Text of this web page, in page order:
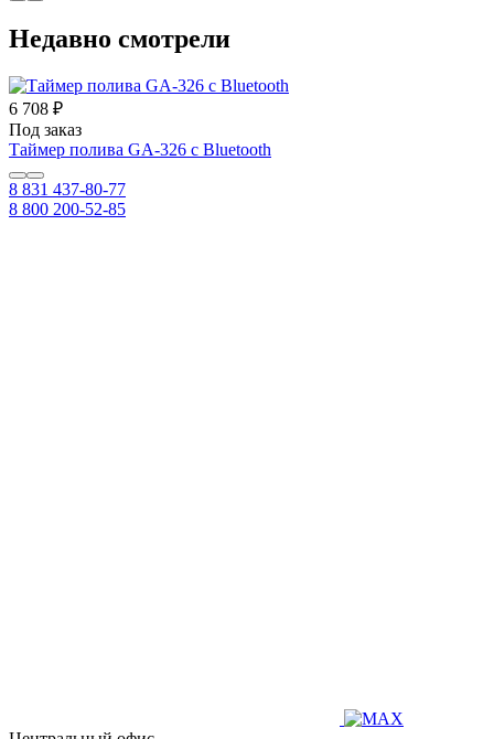
Недавно смотрели
6 708 ₽
Под заказ
Таймер полива GA-326 с Bluetooth
8 831 437-80-77
8 800 200-52-85